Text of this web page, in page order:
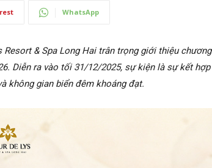
WhatsApp
& Spa Long Hai trân trọng giới thiệu chương
Diễn ra vào tối 31/12/2025, sự kiện là sự kết hợp
không gian biển đêm khoáng đạt.